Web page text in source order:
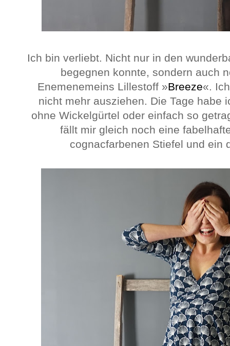
Ich bin verliebt. Nicht nur in den
begegnen konnte, sondern auch
Enemenemeins Lillestoff »Breeze«.
nicht mehr ausziehen. Die Tage habe
ohne Wickelgürtel oder einfach so
fällt mir gleich noch eine
cognacfarbenen Stiefel und ein